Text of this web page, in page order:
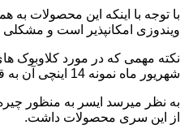
ویندوزی امکانپذیر است و مشکلی
نکته مهمی که در مورد کلاوبوک
شهریور ماه نمونه 14 اینچی آن به قیمت 199 دلار به بازار خواهد آمد.
به نظر میرسد ایسر به منظور چیره
از این سری محصولات داشت.